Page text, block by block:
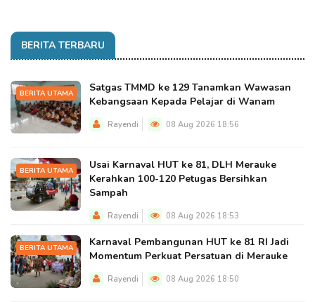
BERITA TERBARU
BERITA UTAMA
Satgas TMMD ke 129 Tanamkan Wawasan
Kebangsaan Kepada Pelajar di Wanam
Rayendi 08 Aug 2026 18:56
BERITA UTAMA
Usai Karnaval HUT ke 81, DLH Merauke
Kerahkan 100-120 Petugas Bersihkan
Sampah
Rayendi 08 Aug 2026 18:53
BERITA UTAMA
Karnaval Pembangunan HUT ke 81 RI Jadi
Momentum Perkuat Persatuan di Merauke
Rayendi 08 Aug 2026 18:50